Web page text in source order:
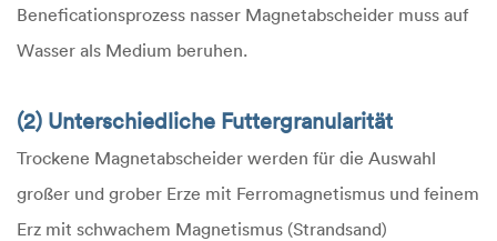
Beneficationsprozess nasser Magnetabscheider muss auf
Wasser als Medium beruhen.
(2) Unterschiedliche Futtergranularität
Trockene Magnetabscheider werden für die Auswahl
großer und grober Erze mit Ferromagnetismus und feinem
Erz mit schwachem Magnetismus (Strandsand)